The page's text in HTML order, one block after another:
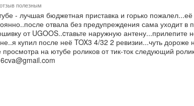
полезным
- лучшая бюджетная приставка и горько
отвала без предупреждения сама уходит в
от UGOOS..cтавьте наружную
купил после неё TOX3 4/32 2 ревизии...чуть
на ютубе роликов от тик-ток следующий